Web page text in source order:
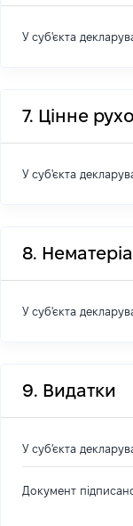
У суб'єкта
7. Цінне
У суб'єкта
8.
У суб'єкта
9. Видатки
У суб'єкта
Документ